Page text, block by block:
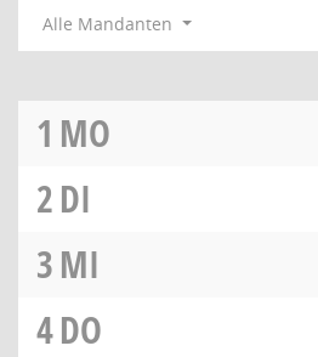
Alle Mandanten
1 MO
2DI
3MI
4DO